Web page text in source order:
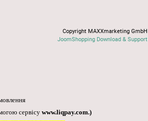
Copyright MAXXmarketing GmbH
JoomShopping Download & Support
сервісу www.liqpay.com.)